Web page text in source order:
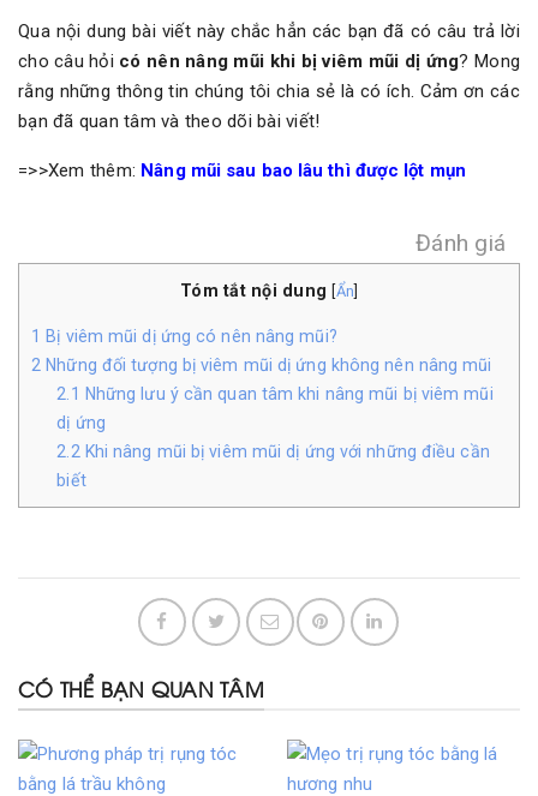
Qua nội dung bài viết này chắc hẳn các bạn đã có câu trả lời
cho câu hỏi có nên nâng mũi khi bị viêm mũi dị ứng? Mong
rằng những thông tin chúng tôi chia sẻ là có ích. Cảm ơn các
bạn đã quan tâm và theo dõi bài viết!
=>>Xem thêm: Nâng mũi sau bao lâu thì được lột mụn
Đánh giá
Tóm tắt nội dung Ẩn
1
Bị viêm mũi dị ứng có nên nâng mũi?
2 Những đối tượng bị viêm mũi dị ứng không nên nâng mũi
2.1
Những lưu ý cần quan tâm khi nâng mũi bị viêm mũi
dị ứng
2.2 Khi nâng mũi bị viêm mũi dị ứng với những điều cần
biết
CÓ THỂ BẠN QUAN TÂM